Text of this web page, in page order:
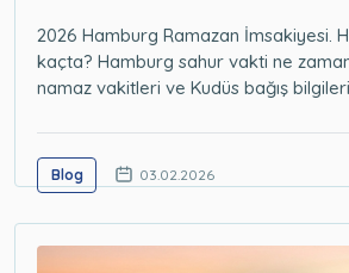
2026 Hamburg Ramazan İmsakiyesi.
kaçta? Hamburg sahur vakti ne
namaz vakitleri ve Kudüs bağış
Blog 03.02.2026